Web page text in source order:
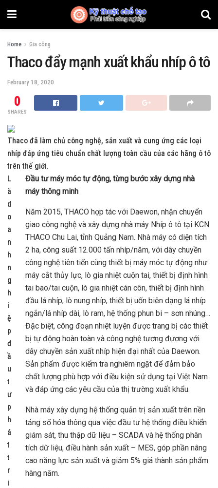
Home Gia công
Thaco đẩy mạnh xuất khẩu nhíp ô tô
February 18, 2020
0
SHARES
Thaco đã làm chủ công nghệ, sản xuất và cung ứng các loại
nhíp đáp ứng tiêu chuẩn chất lượng toàn cầu của các hãng ô tô
trên thế giới.
L
à
d
o
a
n
h
n
g
h
i
ệ
p
đ
ầ
u
t
ư
p
h
á
t
t
r
i
Đầu tư máy móc tự động, từng bước xây dựng nhà
máy thông minh
Năm 2015, THACO hợp tác với Daewon, nhận chuyển
giao công nghệ và xây dựng nhà máy Nhíp ô tô tại KCN
THACO Chu Lai, tỉnh Quảng Nam. Nhà máy có diện tích
2 ha, công suất 12.000 tấn nhíp/năm, với dây chuyền
công nghệ tiên tiến cùng thiết bị máy móc tự động như:
máy cắt thủy lực, lò gia nhiệt cuộn tai, thiết bị định hình
tai bao/tai cuộn, lò gia nhiệt cán côn, thiết bị định hình
đầu lá nhíp, lò nung nhíp, thiết bị uốn biên dạng lá nhíp
ngắn/lá nhíp dài, lò ram, hệ thống phun bi – sơn nhúng…
Đặc biệt, công đoạn nhiệt luyện được trang bị các thiết
bị tự động hoàn toàn và công nghệ tương đương với
dây chuyền sản xuất nhíp hiện đại nhất của Daewon.
Sản phẩm được kiểm tra nghiêm ngặt để đảm bảo
chất lượng phù hợp với điều kiện sử dụng tại Việt Nam
và đáp ứng các yêu cầu của thị trường xuất khẩu.
Nhà máy xây dựng hệ thống quản trị sản xuất trên nền
tảng số hóa thông qua việc đầu tư hệ thống điều khiển
giám sát, thu thập dữ liệu – SCADA và hệ thống phân
tích dữ liệu, điều hành sản xuất – MES, góp phần nâng
cao năng lực sản xuất và giảm 5% giá thành sản phẩm
hàng năm.